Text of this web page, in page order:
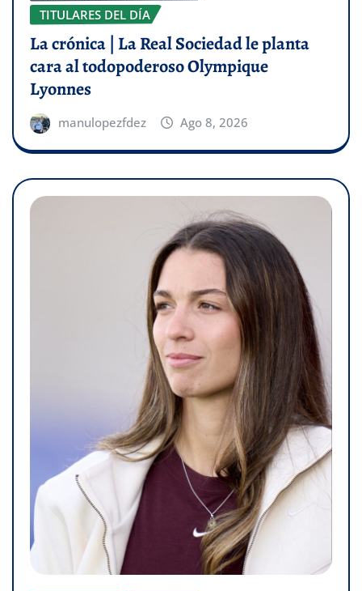
TITULARES DEL DÍA
La crónica | La Real Sociedad le planta
cara al todopoderoso Olympique
Lyonnes
manulopezfdez Ago 8, 2026